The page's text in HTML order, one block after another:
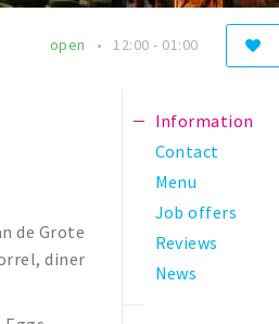
open 12:00 - 01:00
de Grote
diner
Information
Contact
Menu
Job offers
Reviews
News